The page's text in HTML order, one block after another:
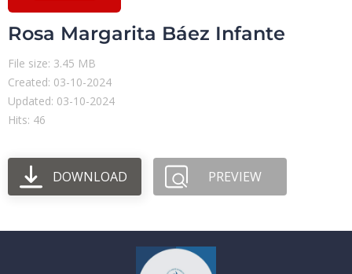
Rosa Margarita Báez Infante
File size: 3.45 MB
Created: 03-10-2024
Updated: 03-10-2024
Hits: 46
DOWNLOAD PREVIEW